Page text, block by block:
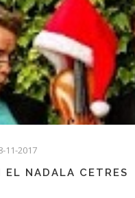
11-2017
EL NADALA CETRES